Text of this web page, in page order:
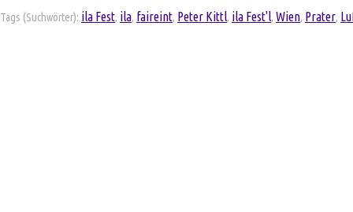
Tags (Suchwörter): ila Fest, ila, faireint, Peter Kittl , ila Fest'l , Wien, Prater,